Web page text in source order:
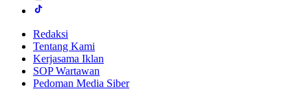
Redaksi
Tentang Kami
Kerjasama Iklan
SOP Wartawan
Pedoman Media Siber